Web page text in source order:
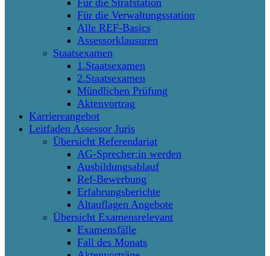
Für die Strafstation
Für die Verwaltungsstation
Alle REF-Basics
Assessorklausuren
Staatsexamen
1.Staatsexamen
2.Staatsexamen
Mündlichen Prüfung
Aktenvortrag
Karriereangebot
Leitfaden Assessor Juris
Übersicht Referendariat
AG-Sprecher:in werden
Ausbildungsablauf
Ref-Bewerbung
Erfahrungsberichte
Altauflagen Angebote
Übersicht Examensrelevant
Examensfälle
Fall des Monats